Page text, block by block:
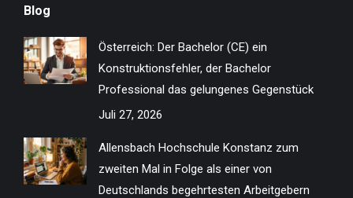
opens
in
new
window
in
new
window
in
new
window
new
window
new
window
new
window
new
window
new
window
Blog
Österreich: Der Bachelor (CE) ein
Konstruktionsfehler, der Bachelor
Professional das gelungenes Gegenstück
Juli 27, 2026
Allensbach Hochschule Konstanz zum
zweiten Mal in Folge als einer von
Deutschlands begehrtesten Arbeitgebern